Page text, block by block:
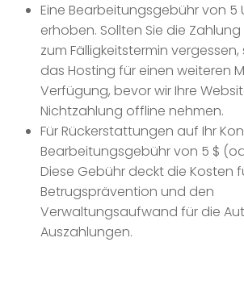
Eine Bearbeitungsgebühr von 5
erhoben. Sollten Sie die
zum Fälligkeitstermin vergessen,
das Hosting für einen weiteren
Verfügung, bevor wir Ihre
Nichtzahlung offline nehmen.
Für Rückerstattungen auf Ihr
Bearbeitungsgebühr von 5 $
Diese Gebühr deckt die Kosten
Betrugsprävention und den
Verwaltungsaufwand für die
Auszahlungen.